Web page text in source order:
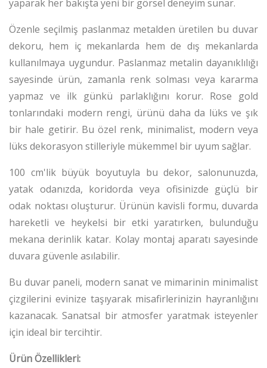
yaparak her bakışta yeni bir görsel deneyim sunar.
Özenle seçilmiş paslanmaz metalden üretilen bu duvar
dekoru, hem iç mekanlarda hem de dış mekanlarda
kullanılmaya uygundur. Paslanmaz metalin dayanıklılığı
sayesinde ürün, zamanla renk solması veya kararma
yapmaz ve ilk günkü parlaklığını korur. Rose gold
tonlarındaki modern rengi, ürünü daha da lüks ve şık
bir hale getirir. Bu özel renk, minimalist, modern veya
lüks dekorasyon stilleriyle mükemmel bir uyum sağlar.
100 cm'lik büyük boyutuyla bu dekor, salonunuzda,
yatak odanızda, koridorda veya ofisinizde güçlü bir
odak noktası oluşturur. Ürünün kavisli formu, duvarda
hareketli ve heykelsi bir etki yaratırken, bulunduğu
mekana derinlik katar. Kolay montaj aparatı sayesinde
duvara güvenle asılabilir.
Bu duvar paneli, modern sanat ve mimarinin minimalist
çizgilerini evinize taşıyarak misafirlerinizin hayranlığını
kazanacak. Sanatsal bir atmosfer yaratmak isteyenler
için ideal bir tercihtir.
Ürün Özellikleri: